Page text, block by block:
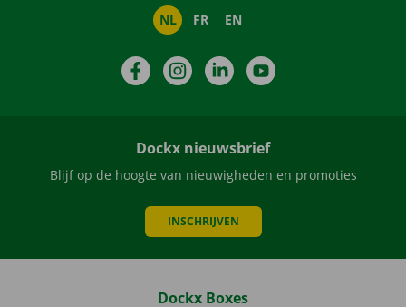
NL FR EN
FacebookInstagramLinkedIn
Dockx nieuwsbrief
Blijf op de hoogte van nieuwigheden en promoties
INSCHRIJVEN
Dockx Boxes